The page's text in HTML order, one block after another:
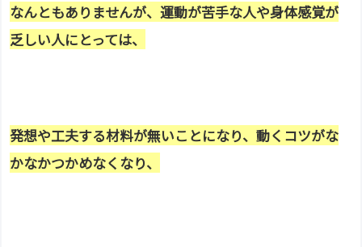
なんともありませんが、運動が苦手な人や身体感覚が
乏しい人にとっては、
発想や工夫する材料が無いことになり、動くコツがな
かなかつかめなくなり、